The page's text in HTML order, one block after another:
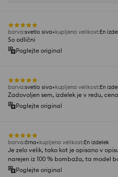
barva:svetlo siva kupljena velikost:En
So odlični
Poglejte original
barva:svetlo siva kupljena velikost:En
Zadovoljen sem, izdelek je v redu,
Poglejte original
barva:črna kupljena velikost:En izdelek
Je zelo velik, tako kot je opisano v
narejen iz 100 % bombaža, ta model
Poglejte original